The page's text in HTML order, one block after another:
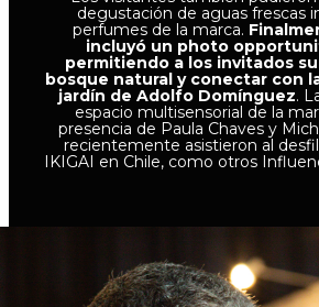
degustación de aguas frescas
perfumes de la marca.
incluyó un photo
permitiendo a los invitados
bosque natural y conectar con
jardín de Adolfo Domínguez. La
espacio multisensorial de la
presencia de Paula Chaves y
recientemente asistieron al
IKIGAI en Chile, como otros